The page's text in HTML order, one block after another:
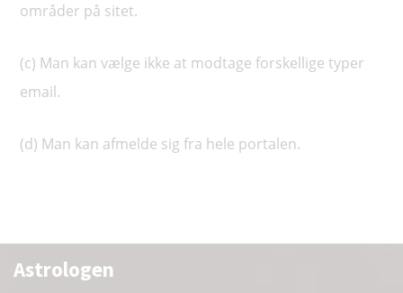
områder på sitet.
(c) Man kan vælge ikke at modtage forskellige typer
email.
(d) Man kan afmelde sig fra hele portalen.
Astrologen